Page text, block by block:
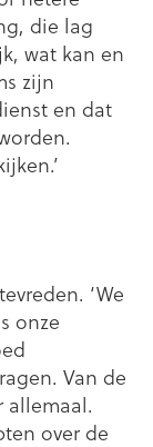
die lag
wat kan en
zijn
en dat
‘We
onze
Van de
allemaal.
over de